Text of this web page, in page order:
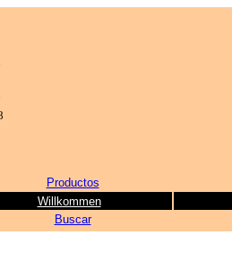
Productos
Willkommen
Buscar